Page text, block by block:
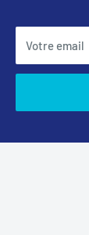
Votre email